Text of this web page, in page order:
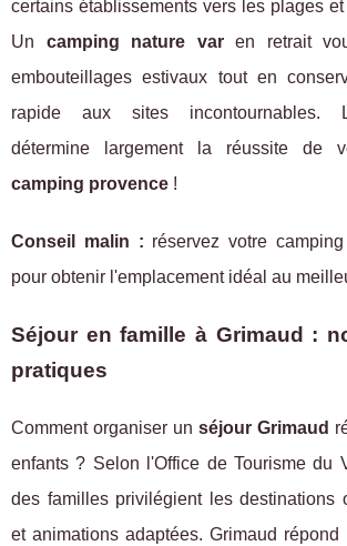
certains établissements vers les plages
Un camping nature varen retrait
embouteillages estivaux tout en
rapide aux sites incontournables.
détermine largement la réussite de
camping provence !
Conseil malin : réservez votre
pour obtenir l'emplacement idéal au
Séjour en famille à Grimaud :
pratiques
Comment organiser unséjour Grimaud
enfants ? Selon l'Office de Tourisme du
des familles privilégient les destinations
et animations adaptées. Grimaud répond